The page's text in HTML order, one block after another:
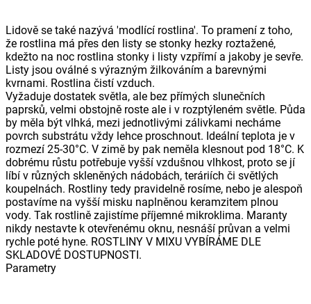
Lidově se také nazývá 'modlící rostlina'. To pramení z toho,
že rostlina má přes den listy se stonky hezky roztažené,
kdežto na noc rostlina stonky i listy vzpřímí a jakoby je sevře.
Listy jsou oválné s výrazným žilkováním a barevnými
kvrnami. Rostlina čistí vzduch.
Vyžaduje dostatek světla, ale bez přímých slunečních
paprsků, velmi obstojně roste ale i v rozptýleném světle. Půda
by měla být vlhká, mezi jednotlivými zálivkami necháme
povrch substrátu vždy lehce proschnout. Ideální teplota je v
rozmezí 25-30°C. V zimě by pak neměla klesnout pod 18°C. K
dobrému růstu potřebuje vyšší vzdušnou vlhkost, proto se jí
líbí v různých skleněných nádobách, teráriích či světlých
koupelnách. Rostliny tedy pravidelně rosíme, nebo je alespoň
postavíme na vyšší misku naplněnou keramzitem plnou
vody. Tak rostlině zajistíme příjemné mikroklima. Maranty
nikdy nestavte k otevřenému oknu, nesnáší průvan a velmi
rychle poté hyne. ROSTLINY V MIXU VYBÍRÁME DLE
SKLADOVÉ DOSTUPNOSTI.
Parametry